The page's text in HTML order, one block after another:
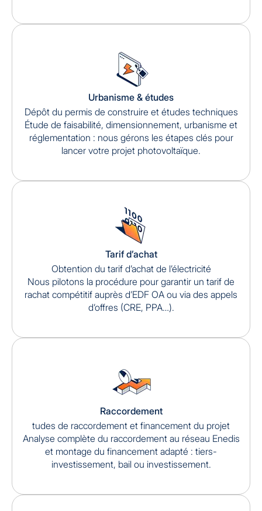
Urbanisme & études
Dépôt du permis de construire et études techniques
Étude de faisabilité, dimensionnement, urbanisme et
réglementation : nous gérons les étapes clés pour
lancer votre projet photovoltaïque.
Tarif d’achat
Obtention du tarif d’achat de l’électricité
Nous pilotons la procédure pour garantir un tarif de
rachat compétitif auprès d’EDF OA ou via des appels
d’offres (CRE, PPA…).
Raccordement
tudes de raccordement et financement du projet
Analyse complète du raccordement au réseau Enedis
et montage du financement adapté : tiers-
investissement, bail ou investissement.